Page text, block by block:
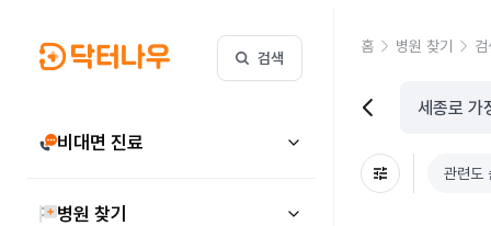
검색
비대면 진료
병원 찾기
홈 병원 찾기
관련도